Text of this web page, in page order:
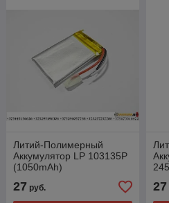
Литий-Полимерный
Аккумулятор LP 103135P
(1050mAh)
27 руб. 27